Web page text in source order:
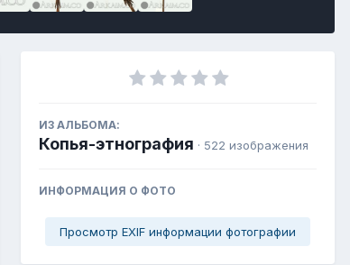
ИЗ АЛЬБОМА:
Копья-этнография · 522 изображения
ИНФОРМАЦИЯ О ФОТО
Просмотр EXIF информации фотографии